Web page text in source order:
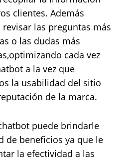
clientes. Además
las preguntas más
o las dudas más
cada vez
a la vez que
la usabilidad del sitio
de la marca.
puede brindarle
de beneficios ya que le
la efectividad a las